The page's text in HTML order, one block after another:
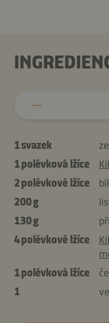
1 svazek
1 polévková lžíce
2 polévkové lžíce
200 g
130 g
4 polévkové lžíce
1 polévková lžíce
1